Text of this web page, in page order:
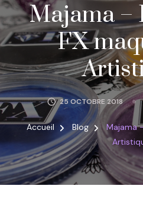
Majama –
FX
25 OCTOBRE 2018
Accueil Blog
Majama